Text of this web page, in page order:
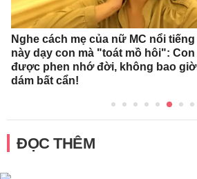
Nghe cách mẹ của nữ MC nổi tiếng
này dạy con mà "toát mồ hôi": Con
được phen nhớ đời, không bao giờ
dám bất cẩn!
ĐỌC THÊM